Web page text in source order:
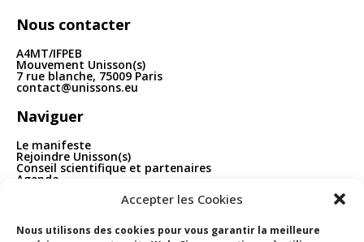
Accepter les Cookies
Nous utilisons des cookies pour vous garantir la meilleure
Nous contacter
A4MT/IFPEB
Mouvement Unisson(s)
7 rue blanche, 75009 Paris
contact@unissons.eu
Naviguer
Le manifeste
Rejoindre Unisson(s)
Conseil scientifique et partenaires
Agenda